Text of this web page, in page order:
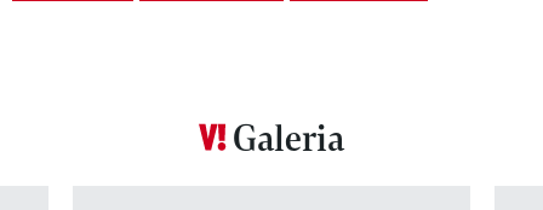
Galeria